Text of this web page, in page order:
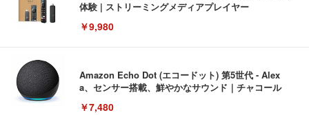
体験 | ストリーミングメディアプレイヤー
￥9,980
Amazon Echo Dot (エコードット) 第5世代 - Alex
a、センサー搭載、鮮やかなサウンド｜チャコール
￥7,480